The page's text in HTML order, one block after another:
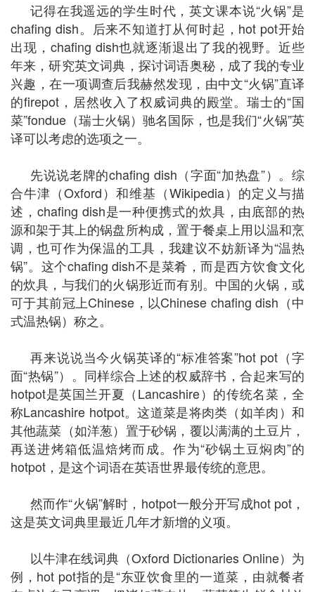
记得在我遥远的学生时代，英文课本说“火锅”是
chafing dish。后来不知道打从何时起，hot pot开始
出现，chafing dish也就逐渐退出了我的视野。近些
年来，研究英文词典，探讨词语奥秘，成了我的专业
兴趣，在一项调查后我赫然发现，由中文“火锅”直译
的firepot，居然收入了权威词典的殿堂。瑞士的“国
菜”fondue（瑞士火锅）驰名国际，也是我们“火锅”英
译可以考虑的选项之一。
先说说老牌的chafing dish（字面“加热盘”）。综
合牛津（Oxford）和维基（Wikipedia）的定义与描
述，chafing dish是一种便携式的炊具，由底部的热
源和架于其上的锅盘所构成，置于餐桌上用以温和烹
调，也可作为保温的工具，我建议不妨新译为“温热
锅”。这个chafing dish不是菜肴，而是西方饮食文化
的炊具，与我们的火锅形近而有别。中国的火锅，或
可于其前冠上Chinese，以Chinese chafing dish（中
式温热锅）称之。
再来说说当今火锅英译的“标准答案”hot pot（字
面“热锅”）。同样综合上述的权威辞书，合起来写的
hotpot是英国兰开夏（Lancashire）的传统名菜，全
称Lancashire hotpot。这道菜是将肉类（如羊肉）和
其他蔬菜（如洋葱）置于砂锅，覆以满满的土豆片，
再送进烤箱低温焙烤而成。作为“砂锅土豆焖肉”的
hotpot，是这个词语在英语世界最传统的意思。
然而作“火锅”解时，hotpot一般分开写成hot pot，
这是英文词典里最近几年才新增的义项。
以牛津在线词典（Oxford Dictionaries Online）为
例，hot pot指的是“东亚饮食里的一道菜，由就餐者